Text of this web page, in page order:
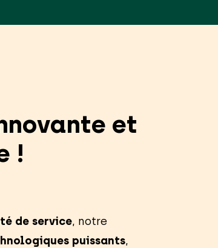
et
!
de service, notre
puissants,